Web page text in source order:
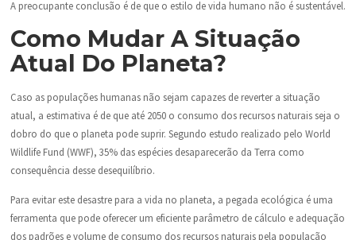
A preocupante conclusão é de que o estilo de vida humano não é sustentável.
Como Mudar A Situação
Atual Do Planeta?
Caso as populações humanas não sejam capazes de reverter a situação
atual, a estimativa é de que até 2050 o consumo dos recursos naturais seja o
dobro do que o planeta pode suprir. Segundo estudo realizado pelo World
Wildlife Fund (WWF), 35% das espécies desaparecerão da Terra como
consequência desse desequilíbrio.
Para evitar este desastre para a vida no planeta, a pegada ecológica é uma
ferramenta que pode oferecer um eficiente parâmetro de cálculo e adequação
dos padrões e volume de consumo dos recursos naturais pela população